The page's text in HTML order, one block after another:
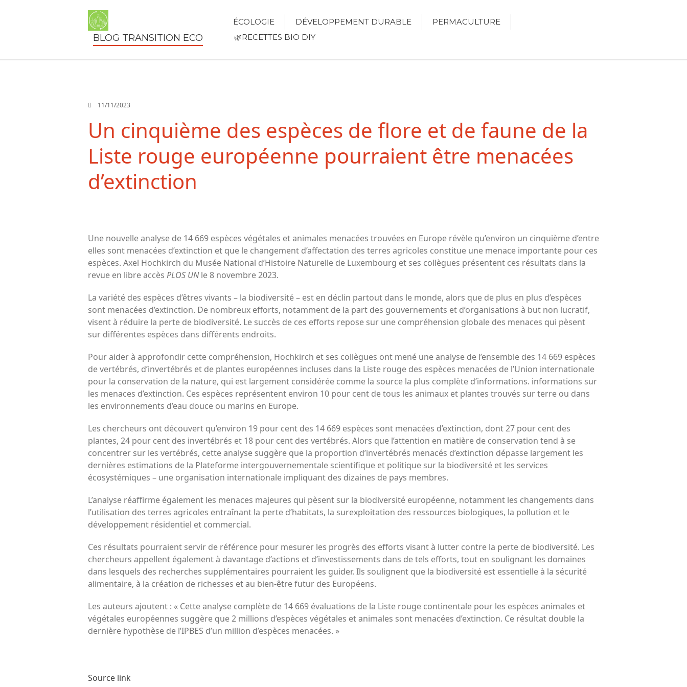
Développement durable
Ecologist
automatique pour prédire le
Recent Comments
Aucun commentaire à afficher.
BLOG TRANSITION ECO
ÉCOLOGIE DÉVELOPPEMENT DURABLE
PERMACULTURE
🌿RECETTES BIO DIY
11/11/2023
Un cinquième des espèces de flore et de faune de la
Liste rouge européenne pourraient être menacées
d’extinction
Une nouvelle analyse de 14 669 espèces végétales et animales menacées trouvées en Europe révèle qu’environ un cinquième d’entre
elles sont menacées d’extinction et que le changement d’affectation des terres agricoles constitue une menace importante pour ces
espèces. Axel Hochkirch du Musée National d’Histoire Naturelle de Luxembourg et ses collègues présentent ces résultats dans la
revue en libre accès PLOS UNle 8 novembre 2023.
La variété des espèces d’êtres vivants – la biodiversité – est en déclin partout dans le monde, alors que de plus en plus d’espèces
sont menacées d’extinction. De nombreux efforts, notamment de la part des gouvernements et d’organisations à but non lucratif,
visent à réduire la perte de biodiversité. Le succès de ces efforts repose sur une compréhension globale des menaces qui pèsent
sur différentes espèces dans différents endroits.
Pour aider à approfondir cette compréhension, Hochkirch et ses collègues ont mené une analyse de l’ensemble des 14 669 espèces
de vertébrés, d’invertébrés et de plantes européennes incluses dans la Liste rouge des espèces menacées de l’Union internationale
pour la conservation de la nature, qui est largement considérée comme la source la plus complète d’informations. informations sur
les menaces d’extinction. Ces espèces représentent environ 10 pour cent de tous les animaux et plantes trouvés sur terre ou dans
les environnements d’eau douce ou marins en Europe.
Les chercheurs ont découvert qu’environ 19 pour cent des 14 669 espèces sont menacées d’extinction, dont 27 pour cent des
plantes, 24 pour cent des invertébrés et 18 pour cent des vertébrés. Alors que l’attention en matière de conservation tend à se
concentrer sur les vertébrés, cette analyse suggère que la proportion d’invertébrés menacés d’extinction dépasse largement les
dernières estimations de la Plateforme intergouvernementale scientifique et politique sur la biodiversité et les services
écosystémiques – une organisation internationale impliquant des dizaines de pays membres.
L’analyse réaffirme également les menaces majeures qui pèsent sur la biodiversité européenne, notamment les changements dans
l’utilisation des terres agricoles entraînant la perte d’habitats, la surexploitation des ressources biologiques, la pollution et le
développement résidentiel et commercial.
Ces résultats pourraient servir de référence pour mesurer les progrès des efforts visant à lutter contre la perte de biodiversité. Les
chercheurs appellent également à davantage d’actions et d’investissements dans de tels efforts, tout en soulignant les domaines
dans lesquels des recherches supplémentaires pourraient les guider. Ils soulignent que la biodiversité est essentielle à la sécurité
alimentaire, à la création de richesses et au bien-être futur des Européens.
Les auteurs ajoutent : « Cette analyse complète de 14 669 évaluations de la Liste rouge continentale pour les espèces animales et
végétales européennes suggère que 2 millions d’espèces végétales et animales sont menacées d’extinction. Ce résultat double la
dernière hypothèse de l’IPBES d’un million d’espèces menacées. »
Source link